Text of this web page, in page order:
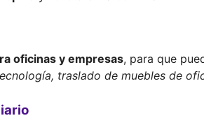
oficinas y empresas, para que
traslado de muebles de